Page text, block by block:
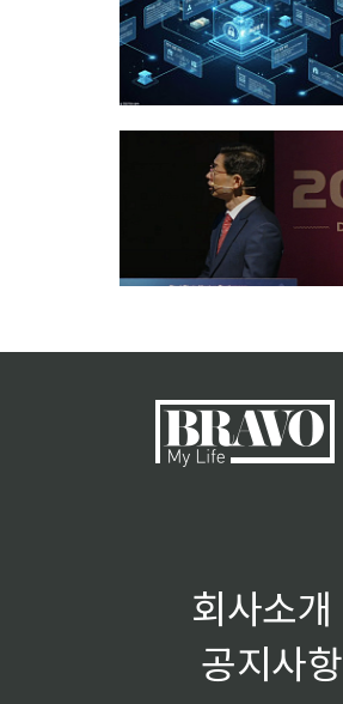
회사소개
공지사항